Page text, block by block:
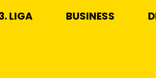
LIGA BUSINESS